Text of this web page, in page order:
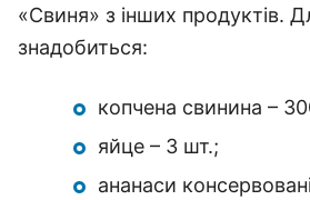
«Свиня» з інших продуктів.
знадобиться:
копчена свинина –
яйце – 3 шт.;
ананаси